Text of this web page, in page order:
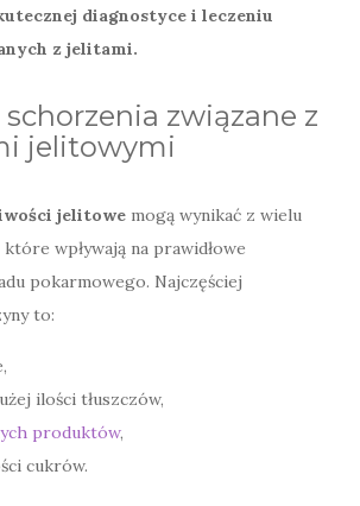
diagnostyce i leczeniu
z jelitami.
schorzenia związane z
jelitowymi
jelitowe mogą wynikać z wielu
wpływają na prawidłowe
pokarmowego. Najczęściej
to:
ilości tłuszczów,
produktów,
cukrów.